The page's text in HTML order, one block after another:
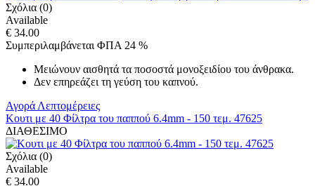
Σχόλια (0)
Available
€ 34.00
Συμπεριλαμβάνεται ΦΠΑ 24 %
Μειώνουν αισθητά τα ποσοστά μονοξειδίου του άνθρακα.
Δεν επηρεάζει τη γεύση του καπνού.
Αγορά Λεπτομέρειες
Κουτι με 40 Φίλτρα του παππού 6.4mm - 150 τεμ. 47625
ΔΙΑΘΕΣΙΜΟ
Σχόλια (0)
Available
€ 34.00